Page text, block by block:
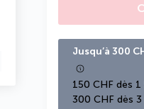
Jusqu’à 300
150 CHF dès
300 CHF dès